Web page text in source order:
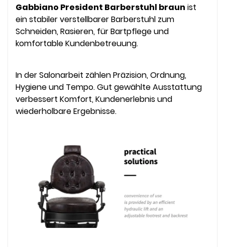
Gabbiano President Barberstuhl braun ist
ein stabiler verstellbarer Barberstuhl zum
Schneiden, Rasieren, für Bartpflege und
komfortable Kundenbetreuung.
In der Salonarbeit zählen Präzision, Ordnung,
Hygiene und Tempo. Gut gewählte Ausstattung
verbessert Komfort, Kundenerlebnis und
wiederholbare Ergebnisse.